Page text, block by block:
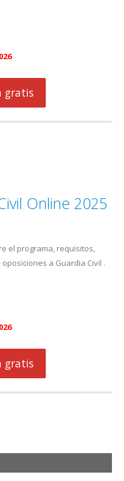
gratis
Online 2025
el programa, requisitos,
a Guardia Civil .
gratis